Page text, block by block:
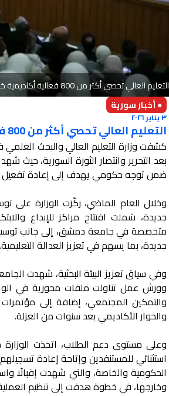
التعليم العالي تحصي أكثر من 800 فعالية أكاديمية خلال 2025
● أخبار سورية
٣ يناير ٢٠٢٦
التعليم العالي تحصي أكثر من 800 فعالية أكاديمية خلال 2025
ضمن توجه حكومي يهدف إلى إعادة تفعيل
وخلال العام الماضي، ركّزت الوزارة على
جديدة، شملت افتتاح مراكز للإبداع
متخصصة في جامعة دمشق، إلى جانب
جديدة، بما يسهم في تعزيز العدالة التعليمية.
وفي سياق تعزيز البيئة البحثية، شهدت
وورش عمل تناولت ملفات محورية في
والتمكين المجتمعي، إضافة إلى
والحوار الأكاديمي بعد سنوات من العزلة.
وعلى مستوى دعم الطلاب، اتخذت الوزارة
استثنائي للمستنفدين وإتاحة إعادة
الحكومية والخاصة، والتي شهدت إقبالًا
وخارجها، في خطوة هدفت إلى تنظيم العملية